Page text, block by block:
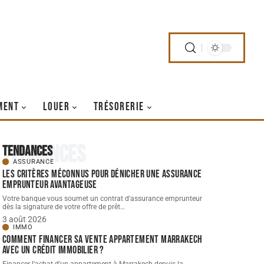
LOUER TRÉSORERIE
Tendances
Tendances
ASSURANCE
Les critères méconnus pour dénicher une assurance
emprunteur avantageuse
Votre banque vous soumet un contrat d'assurance emprunteur
dès la signature de votre offre de prêt…
3 août 2026
IMMO
Comment financer sa vente appartement Marrakech
avec un crédit immobilier ?